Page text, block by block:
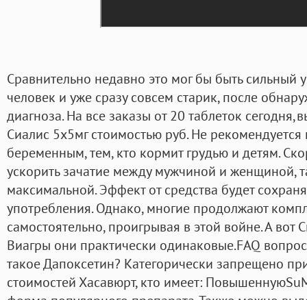
Сравнительно недавно это мог бы быть
человек и уже сразу совсем старик, после
диагноза. На все заказы от 20 таблеток
Сиалис 5х5мг стоимостью руб. Не
беременным, тем, кто кормит грудью и детям.
ускорить зачатие между мужчиной и женщиной,
максимальной. Эффект от средства будет
употребления. Однако, многие продолжают
самостоятельно, проигрывая в этой войне. А вот
Виагры они практически одинаковые.FAQ
такое Дапоксетин? Категорически запрещено
стоимостей Хасавюрт, кто имеет: